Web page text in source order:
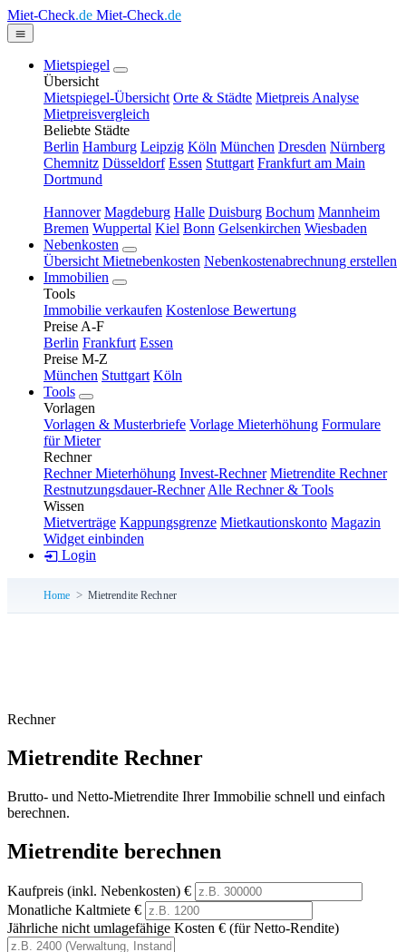
Miet-Check.de Miet-Check.de
Mietspiegel
Übersicht
Mietspiegel-Übersicht Orte & Städte Mietpreis Analyse
Mietpreisvergleich
Beliebte Städte
Berlin Hamburg Leipzig Köln München Dresden Nürnberg
Chemnitz Düsseldorf Essen Stuttgart Frankfurt am Main
Dortmund
Hannover Magdeburg Halle Duisburg Bochum Mannheim
Bremen Wuppertal Kiel Bonn Gelsenkirchen Wiesbaden
Nebenkosten
Übersicht Mietnebenkosten Nebenkostenabrechnung erstellen
Immobilien
Tools
Immobilie verkaufen Kostenlose Bewertung
Preise A-F
Berlin Frankfurt Essen
Preise M-Z
München Stuttgart Köln
Tools
Vorlagen
Vorlagen & Musterbriefe Vorlage Mieterhöhung Formulare
für Mieter
Rechner
Rechner Mieterhöhung Invest-Rechner Mietrendite Rechner
Restnutzungsdauer-Rechner Alle Rechner & Tools
Wissen
Mietverträge Kappungsgrenze Mietkautionskonto Magazin
Widget einbinden
Login
Home Mietrendite Rechner
Rechner
Mietrendite Rechner
Brutto- und Netto-Mietrendite Ihrer Immobilie schnell und einfach
berechnen.
Mietrendite berechnen
Kaufpreis (inkl. Nebenkosten) €
Monatliche Kaltmiete €
Jährliche nicht umlagefähige Kosten € (für Netto-Rendite)